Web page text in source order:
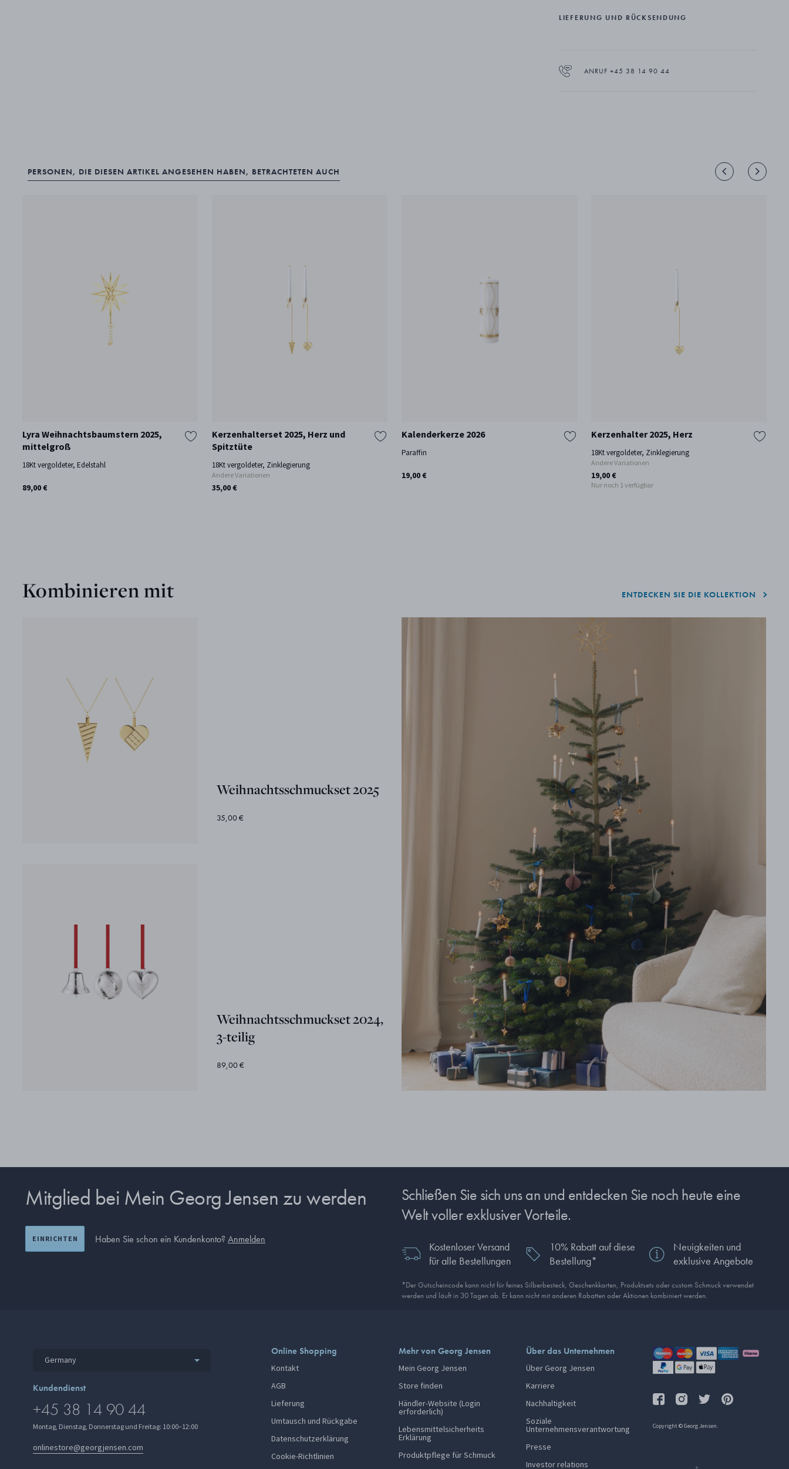
einem schönen, geflochtenen Weihnachtsherz.
LIEFERUNG UND RÜCKSENDUNG
ANRUF +45 38 14 90 44
PERSONEN, DIE DIESEN ARTIKEL ANGESEHEN HABEN, BETRACHTETEN AUCH
Lyra Weihnachtsbaumstern 2025,
mittelgroß
18Kt vergoldeter, Edelstahl
89,00 €
Kerzenhalterset 2025, Herz und
Spitztüte
18Kt vergoldeter, Zinklegierung
Andere Variationen
35,00 €
Kalenderkerze 2026
Paraffin
19,00 €
Kerzenhalter 2025, Herz
18Kt vergoldeter, Zinklegierung
Andere Variationen
19,00 €
Nur noch 1 verfügbar
ENTDECKEN SIE DIE KOLLEKTION
Kombinieren mit
Weihnachtsschmuckset 2025
35,00 €
Weihnachtsschmuckset 2024,
3-teilig
89,00 €
Mitglied bei Mein Georg Jensen zu werden
EINRICHTEN Haben Sie schon ein Kundenkonto?Anmelden
Schließen Sie sich uns an und entdecken Sie noch heute eine
Welt voller exklusiver Vorteile.
Kostenloser Versand
für alle Bestellungen
10% Rabatt auf diese
Bestellung*
Neuigkeiten und
exklusive Angebote
*Der Gutscheincode kann nicht für feines Silberbesteck, Geschenkkarten, Produkt­sets oder custom Schmuck verwendet
werden und läuft in 30 Tagen ab. Er kann nicht mit anderen Rabatten oder Aktionen kombiniert werden.
Germany
Kundendienst
+45 38 14 90 44
Montag, Dienstag, Donnerstag und Freitag: 10:00–12:00
onlinestore@georgjensen.com
Online Shopping
Kontakt
AGB
Lieferung
Umtausch und Rückgabe
Datenschutzerklärung
Cookie-Richtlinien
Mehr von Georg Jensen
Mein Georg Jensen
Store finden
Händler-Website (Login
erforderlich)
Lebensmittelsicherheits
Erklärung
Produktpflege für Schmuck
Über das Unternehmen
Über Georg Jensen
Karriere
Nachhaltigkeit
Soziale
Unternehmensverantwortung
Presse
Investor relations
Copyright © Georg Jensen.